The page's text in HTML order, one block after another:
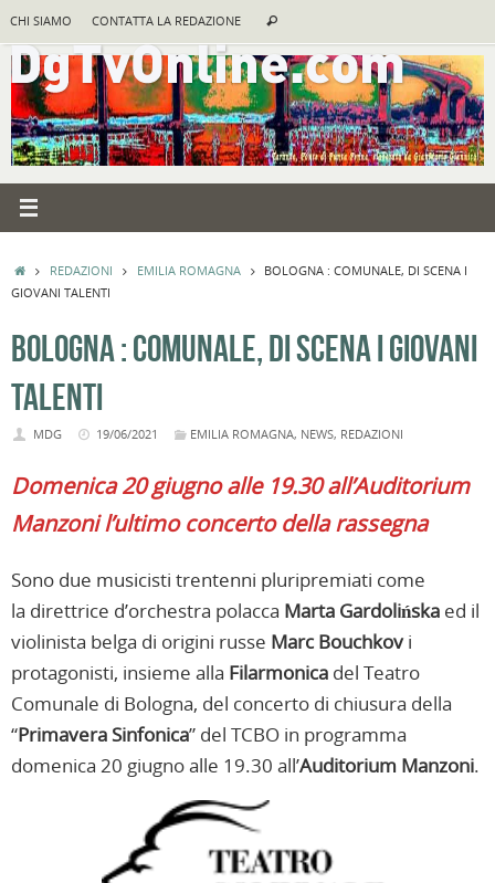
contenuto
CHI SIAMO CONTATTA LA REDAZIONE Cerca
HOMEREDAZIONI EMILIA ROMAGNA
BOLOGNA : COMUNALE, DI SCENA I
GIOVANI TALENTI
BOLOGNA : COMUNALE, DI SCENA I GIOVANI
TALENTI
MDG 19/06/2021 EMILIA ROMAGNA, NEWS, REDAZIONI
Domenica 20 giugno alle 19.30 all’Auditorium
Manzoni l’ultimo concerto della rassegna
Sono due musicisti trentenni pluripremiati come
la direttrice d’orchestra polacca Marta Gardolińska ed il
violinista belga di origini russe Marc Bouchkovi
protagonisti, insieme alla Filarmonica del Teatro
Comunale di Bologna, del concerto di chiusura della
“Primavera Sinfonica” del TCBO in programma
domenica 20 giugno alle 19.30 all’Auditorium Manzoni.